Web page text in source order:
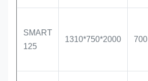
SMART
125
1310*750*2000 700